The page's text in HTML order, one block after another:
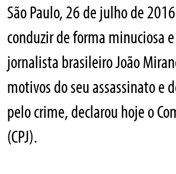
São Paulo, 26 de julho de
conduzir de forma minuciosa
jornalista brasileiro João
motivos do seu assassinato e
pelo crime, declarou hoje o
(CPJ).